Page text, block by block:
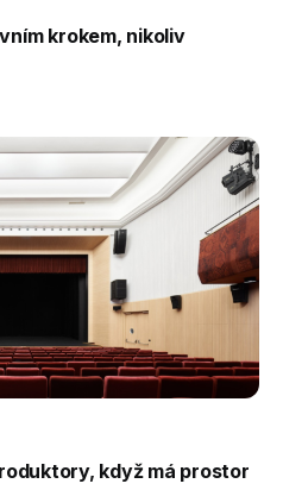
krokem, nikoliv
když má prostor